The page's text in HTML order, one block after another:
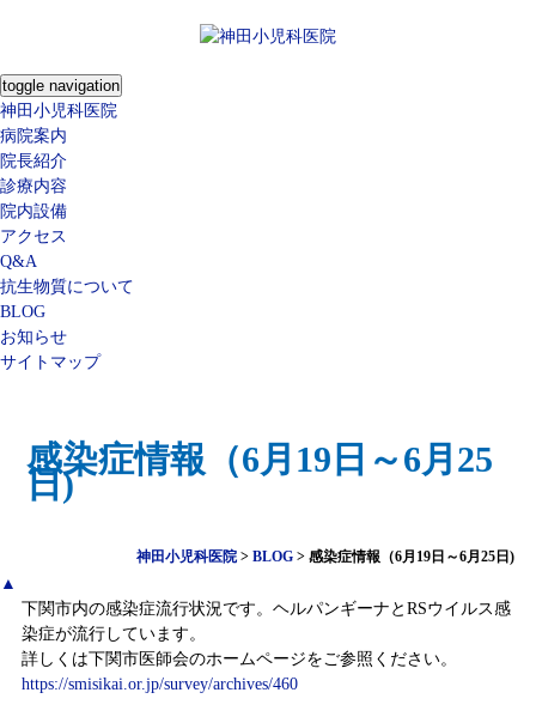
toggle navigation
神田小児科医院
病院案内
院長紹介
診療内容
院内設備
アクセス
Q&A
抗生物質について
BLOG
お知らせ
サイトマップ
感染症情報（6月19日～6月25
日)
神田小児科医院 >BLOG >感染症情報（6月19日～6月25日)
▲
下関市内の感染症流行状況です。ヘルパンギーナとRSウイルス感
染症が流行しています。
詳しくは下関市医師会のホームページをご参照ください。
https://smisikai.or.jp/survey/archives/460